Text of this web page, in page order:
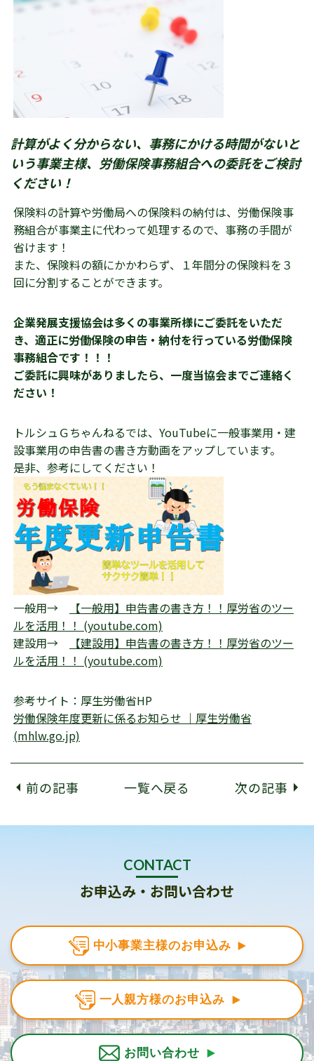
計算がよく分からない、事務にかける時間がないと
いう事業主様、労働保険事務組合への委託をご検討
ください！
保険料の計算や労働局への保険料の納付は、労働保険事
務組合が事業主に代わって処理するので、事務の手間が
省けます！
また、保険料の額にかかわらず、１年間分の保険料を３
回に分割することができます。
企業発展支援協会は多くの事業所様にご委託をいただ
き、適正に労働保険の申告・納付を行っている労働保険
事務組合です！！！
ご委託に興味がありましたら、一度当協会までご連絡く
ださい！
トルシュＧちゃんねるでは、YouTubeに一般事業用・建
設事業用の申告書の書き方動画をアップしています。
是非、参考にしてください！
一般用→
【一般用】申告書の書き方！！厚労省のツー
ルを活用！！ (youtube.com)
建設用→
【建設用】申告書の書き方！！厚労省のツー
ルを活用！！ (youtube.com)
参考サイト：厚生労働省HP
労働保険年度更新に係るお知らせ ｜厚生労働省
(mhlw.go.jp)
前の記事 一覧へ戻る 次の記事
CONTACT
お申込み・お問い合わせ
中小事業主様のお申込み
一人親方様のお申込み
お問い合わせ